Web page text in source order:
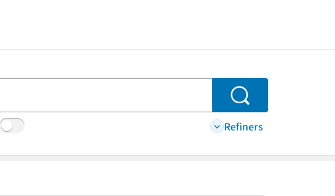
Search
Refiners